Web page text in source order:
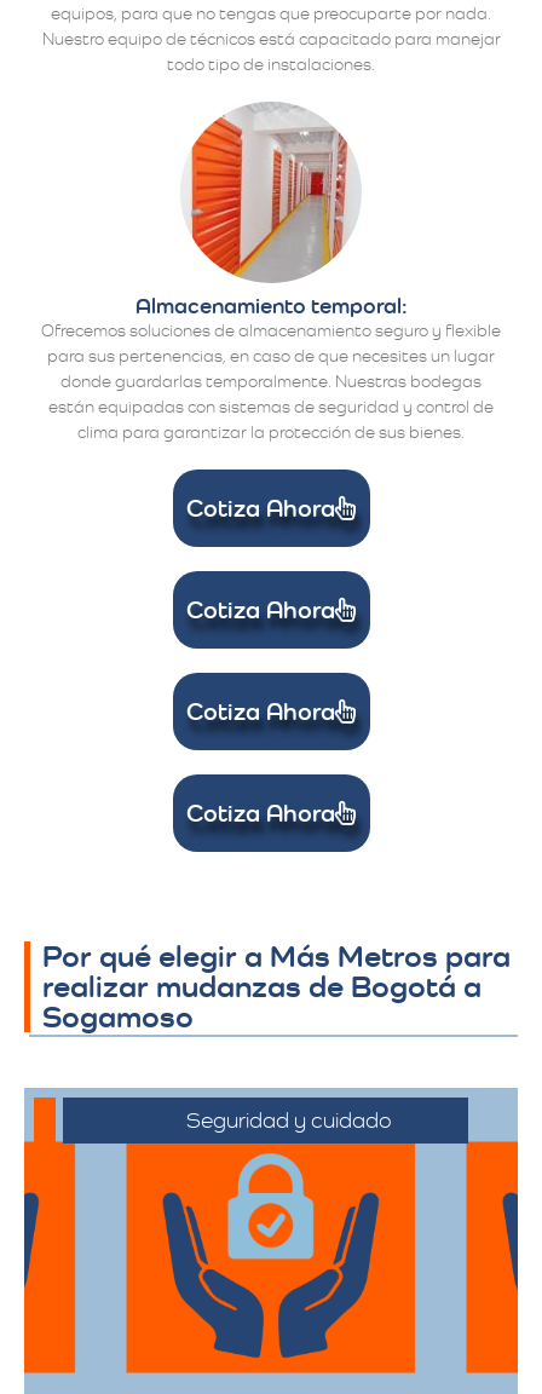
equipos, para que no tengas que preocuparte por nada.
Nuestro equipo de técnicos está capacitado para manejar
todo tipo de instalaciones.
Almacenamiento temporal:
Ofrecemos soluciones de almacenamiento seguro y flexible
para sus pertenencias, en caso de que necesites un lugar
donde guardarlas temporalmente. Nuestras bodegas
están equipadas con sistemas de seguridad y control de
clima para garantizar la protección de sus bienes.
Cotiza Ahora
Cotiza Ahora
Cotiza Ahora
Cotiza Ahora
Por qué elegir a Más Metros para
realizar mudanzas de Bogotá a
Sogamoso
Seguridad y cuidado
Nos comprometemos a manejar sus
pertenencias con el máximo cuidado,
desde el embalaje hasta la entrega final.